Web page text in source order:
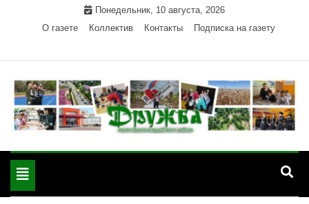
Понедельник, 10 августа, 2026
О газете
Коллектив Контакты Подписка на газету
"Дружба" — газета
Красногвардейского района Республики Адыгея
Toggle
navigation